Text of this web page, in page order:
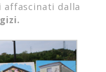
dalla